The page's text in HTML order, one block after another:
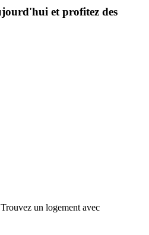
et profitez des
Trouvez un logement avec